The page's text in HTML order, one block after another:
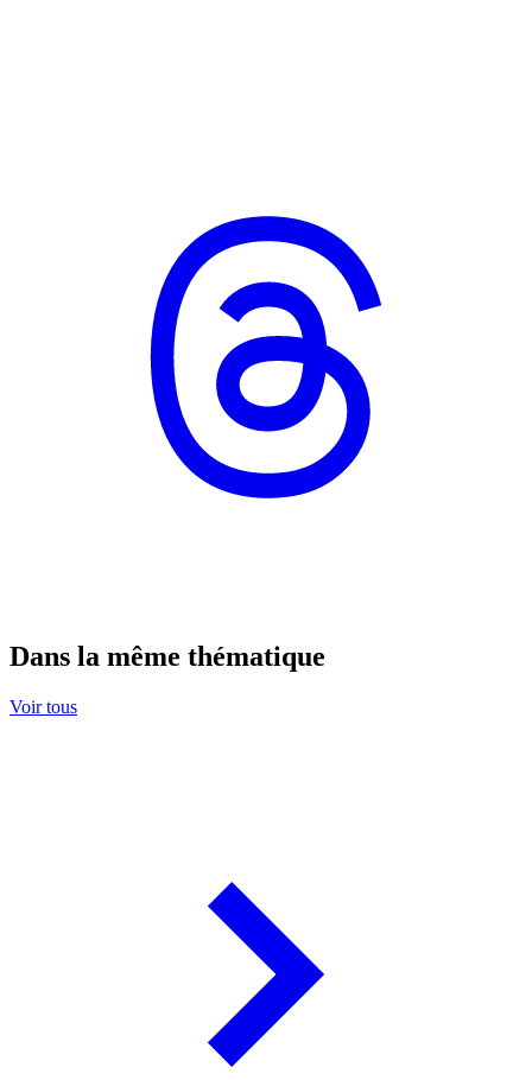
Dans la même thématique
Voir tous